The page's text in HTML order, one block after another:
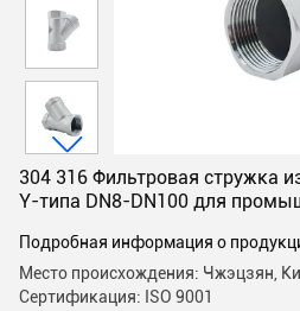
304 316 Фильтровая стружка
Y-типа DN8-DN100 для
Подробная информация о
Место происхождения: Чжэцзян,
Сертификация: ISO 9001